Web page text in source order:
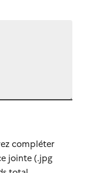
compléter
jointe (.jpg